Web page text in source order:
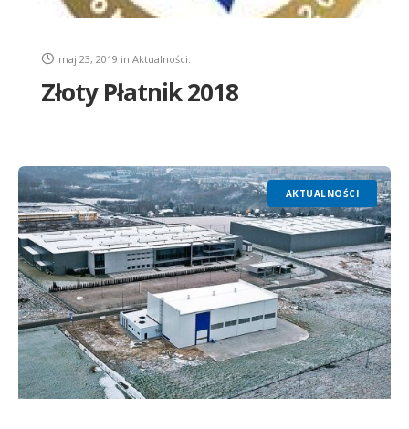
maj 23, 2019 in Aktualności.
Złoty Płatnik 2018
AKTUALNOŚCI